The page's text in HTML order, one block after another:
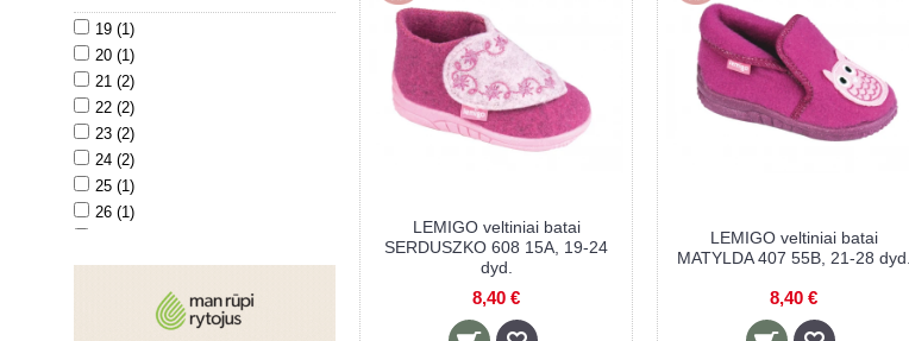
19 (1)
20 (1)
21 (2)
22 (2)
23 (2)
24 (2)
25 (1)
26 (1)
28 (1)
LEMIGO veltiniai batai
SERDUSZKO 608 15A, 19-24
dyd.
8,40 €
LEMIGO veltiniai batai
MATYLDA 407 55B, 21-28 dyd.
8,40 €